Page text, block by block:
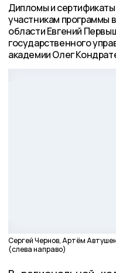
Дипломы и
участникам программы
области Евгений
государственного
академии Олег
Сергей Чернов, Артём
(слева направо)